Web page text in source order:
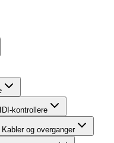
kontrollere
Kabler og overganger